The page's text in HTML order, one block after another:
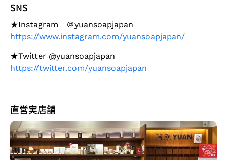
SNS
★Instagram ＠yuansoapjapan
https://www.instagram.com/yuansoapjapan/
★Twitter @yuansoapjapan
https://twitter.com/yuansoapjapan
直営実店舗